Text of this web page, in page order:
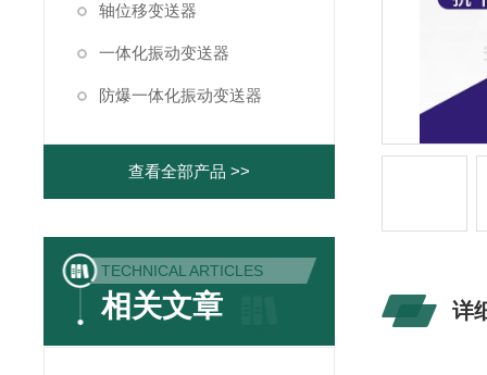
轴位移变送器
一体化振动变送器
防爆一体化振动变送器
查看全部产品 >>
TECHNICAL ARTICLES
相关文章 详